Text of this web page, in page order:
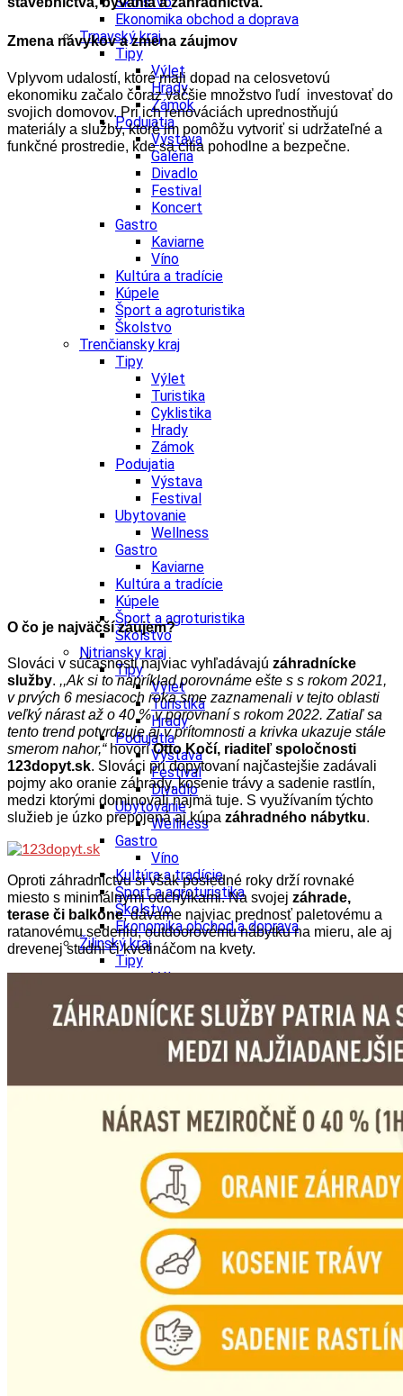
Ekonomika obchod a doprava
Trnavský kraj
Tipy
Výlet
Hrady
Zámok
Podujatia
Výstava
Galéria
Divadlo
Festival
Koncert
Gastro
Kaviarne
Víno
Kultúra a tradície
Kúpele
Šport a agroturistika
Školstvo
Trenčiansky kraj
Tipy
Výlet
Turistika
Cyklistika
Hrady
Zámok
Podujatia
Výstava
Festival
Ubytovanie
Wellness
Gastro
Kaviarne
Kultúra a tradície
Kúpele
Šport a agroturistika
Školstvo
Nitriansky kraj
Tipy
Výlet
Turistika
Hrady
Podujatia
Výstava
Festival
Divadlo
Ubytovanie
Wellness
Gastro
Víno
Kultúra a tradície
Šport a agroturistika
Školstvo
Ekonomika obchod a doprava
Žilinský kraj
Tipy
Výlet
Turistika
Cyklistika
Hrady
Podujatia
Výstava
Folklór
Koncert
Ubytovanie
Pobyty
Wellness
Gastro
Kultúra a tradície
Kúpele
Šport a agroturistika
Školstvo
Ekonomika obchod a doprava
Banskobystrický kraj
Tipy
Výlet
Turistika
Cyklistika
Zmena návykov a zmena záujmov
Vplyvom udalostí, ktoré mali dopad na celosvetovú
ekonomiku začalo čoraz väčšie množstvo ľudí investovať do
svojich domovov. Pri ich renováciách uprednostňujú
materiály a služby, ktoré im pomôžu vytvoriť si udržateľné a
funkčné prostredie, kde sa cítia pohodlne a bezpečne.
O čo je najväčší záujem?
Slováci v súčasnosti najviac vyhľadávajú záhradnícke
služby. ,,Ak si to napríklad porovnáme ešte s s rokom 2021,
v prvých 6 mesiacoch roka sme zaznamenali v tejto oblasti
veľký nárast až o 40 % v porovnaní s rokom 2022. Zatiaľ sa
tento trend potvrdzuje aj v prítomnosti a krivka ukazuje stále
smerom nahor,“ hovoríOtto Kočí, riaditeľ spoločnosti
123dopyt.sk. Slováci pri dopytovaní najčastejšie zadávali
pojmy ako oranie záhrady, kosenie trávy a sadenie rastlín,
medzi ktorými dominovali najmä tuje. S využívaním týchto
služieb je úzko prepojená aj kúpa záhradného nábytku.
Oproti záhradníctvu si však posledné roky drží rovnaké
miesto s minimálnymi odchýlkami. Na svojej záhrade,
terase či balkóne, dávame najviac prednosť paletovému a
ratanovému sedeniu, outdoorovému nábytku na mieru, ale aj
drevenej studni či kvetináčom na kvety.